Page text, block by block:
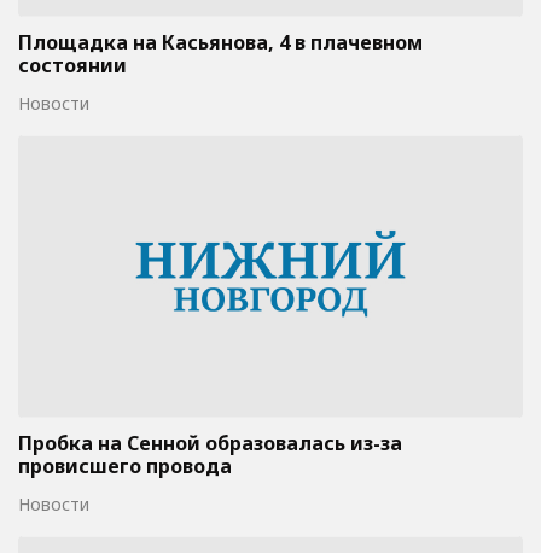
Площадка на Касьянова, 4 в плачевном
состоянии
Новости
Пробка на Сенной образовалась из-за
провисшего провода
Новости